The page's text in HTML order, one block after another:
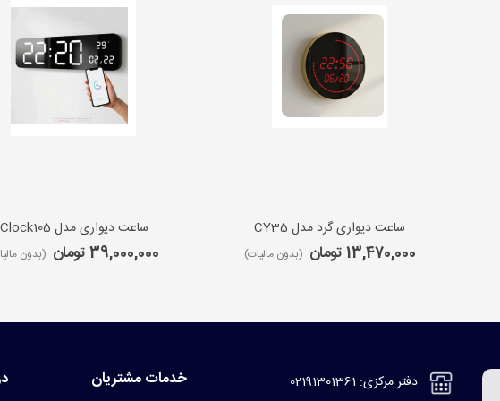
ساعت دیواری گرد مدل CY35
13,470,000 تومان (بدون مالیات)
ساعت دیواری مدل iClock105
39,000,000 تومان (بدون
دفتر مرکزی: 02191301361 خدمات مشتریان